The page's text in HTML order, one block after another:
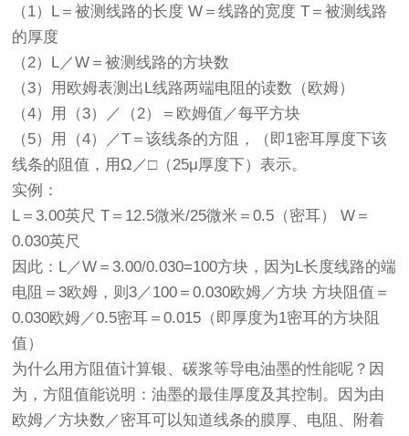
（1）L＝被测线路的长度 W＝线路的宽度 T＝被测线路
的厚度
（2）L／W＝被测线路的方块数
（3）用欧姆表测出L线路两端电阻的读数（欧姆）
（4）用（3）／（2）＝欧姆值／每平方块
（5）用（4）／T＝该线条的方阻，（即1密耳厚度下该
线条的阻值，用Ω／□（25μ厚度下）表示。
实例：
L＝3.00英尺 T＝12.5微米/25微米＝0.5（密耳） W＝
0.030英尺
因此：L／W＝3.00/0.030=100方块，因为L长度线路的端
电阻＝3欧姆，则3／100＝0.030欧姆／方块 方块阻值＝
0.030欧姆／0.5密耳＝0.015（即厚度为1密耳的方块阻
值）
为什么用方阻值计算银、碳浆等导电油墨的性能呢？因
为，方阻值能说明：油墨的最佳厚度及其控制。因为由
欧姆／方块数／密耳可以知道线条的膜厚、电阻、附着